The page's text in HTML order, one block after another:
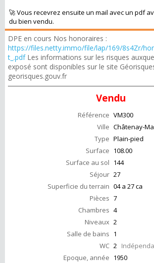
🚀 Vous recevrez ensuite un mail avec un pdf
du bien vendu.
DPE en cours Nos honoraires :
https://files.netty.immo/file/lap/169/8s4Zr/
t_.pdfLes informations sur les risques
exposé sont disponibles sur le site
georisques.gouv.fr
Vendu
Référence VM300
Ville Châtenay-
Type Plain-pied
Surface 108.00
Surface au sol 144
Séjour 27
Superficie du terrain 04 a 27 ca
Pièces 7
Chambres 4
Niveaux 2
Salle de bains 1
WC 2
Epoque, année 1950